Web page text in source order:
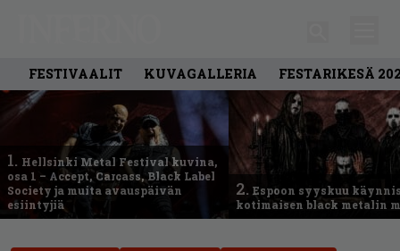
FESTIVAALIT KUVAGALLERIA FESTARIKESÄ
1. Hellsinki Metal Festival kuvina,
osa 1 – Accept, Carcass, Black Label
Society ja muita avauspäivän
esiintyjiä
2. Espoon syyskuu
kotimaisen black metalin